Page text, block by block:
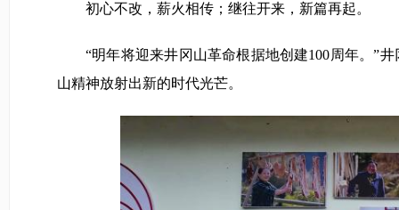
初心不改，薪火相传；继往开来，新篇再起。
“明年将迎来井冈山革命根据地创建100周年。”井
山精神放射出新的时代光芒。